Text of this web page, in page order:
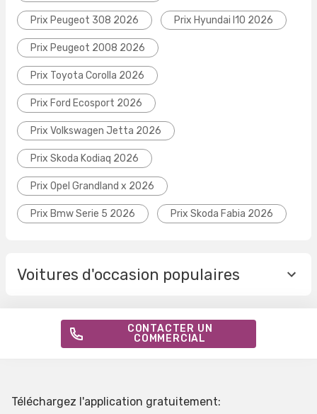
Prix Peugeot 308 2026 Prix Hyundai I10 2026
Prix Peugeot 2008 2026
Prix Toyota Corolla 2026
Prix Ford Ecosport 2026
Prix Volkswagen Jetta 2026
Prix Skoda Kodiaq 2026
Prix Opel Grandland x 2026
Prix Bmw Serie 5 2026 Prix Skoda Fabia 2026
Voitures d'occasion populaires
CONTACTER UN
COMMERCIAL
Téléchargez l'application gratuitement: